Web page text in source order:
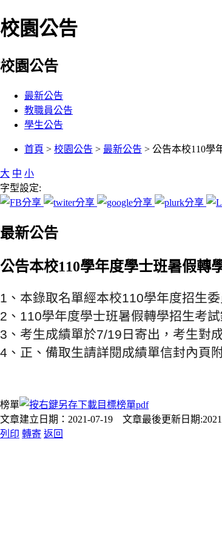
校園公告
:::
校園公告
最新公告
教職員公告
學生公告
首頁 > 校園公告 > 最新公告 > 公告本校110學
大 中 小
字型設定:
最新公告
公告本校110學年度學士班暑假轉
1、本錄取名單經本校110學年度招生
2、110學年度學士班暑假轉學招生考試
3、考生成績單於7/19日寄出，考生對
4、正、備取生請詳閱成績單信封內頁
榜單
文章建立日期：2021-07-19 文章最後更新日期
列印 轉寄 返回